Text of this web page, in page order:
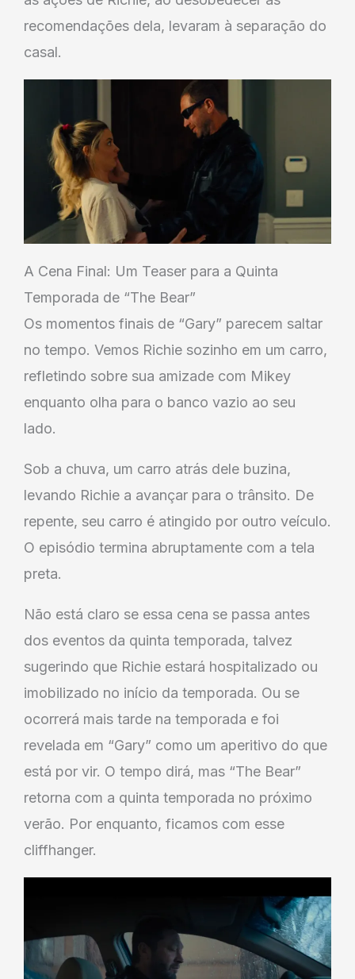
recomendações dela, levaram à separação do
casal.
A Cena Final: Um Teaser para a Quinta
Temporada de “The Bear”
Os momentos finais de “Gary” parecem saltar
no tempo. Vemos Richie sozinho em um carro,
refletindo sobre sua amizade com Mikey
enquanto olha para o banco vazio ao seu
lado.
Sob a chuva, um carro atrás dele buzina,
levando Richie a avançar para o trânsito. De
repente, seu carro é atingido por outro veículo.
O episódio termina abruptamente com a tela
preta.
Não está claro se essa cena se passa antes
dos eventos da quinta temporada, talvez
sugerindo que Richie estará hospitalizado ou
imobilizado no início da temporada. Ou se
ocorrerá mais tarde na temporada e foi
revelada em “Gary” como um aperitivo do que
está por vir. O tempo dirá, mas “The Bear”
retorna com a quinta temporada no próximo
verão. Por enquanto, ficamos com esse
cliffhanger.